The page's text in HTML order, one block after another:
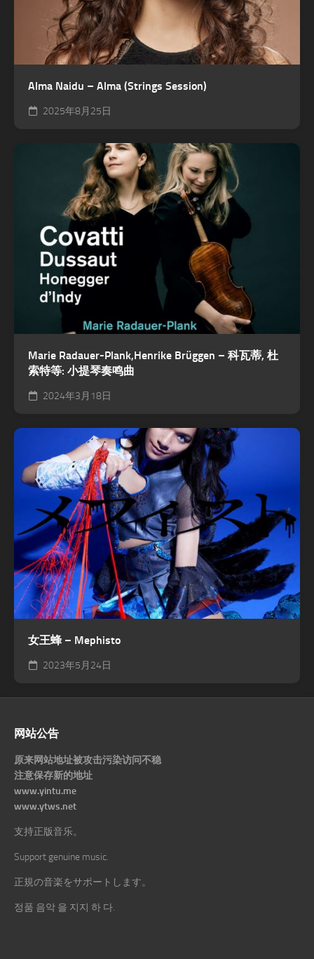
Alma Naidu – Alma (Strings Session)
2025年8月25日
Marie Radauer-Plank,Henrike Brüggen – 科瓦蒂, 杜
索特等: 小提琴奏鸣曲
2024年3月18日
女王蜂 – Mephisto
2023年5月24日
网站公告
原来网站地址被攻击污染访问不稳
注意保存新的地址
www.yintu.me
www.ytws.net
支持正版音乐。
Support genuine music.
正規の音楽をサポートします。
정품 음악 을 지지 하 다.